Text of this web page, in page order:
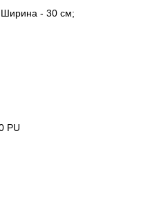
Ширина - 30 см;
PU